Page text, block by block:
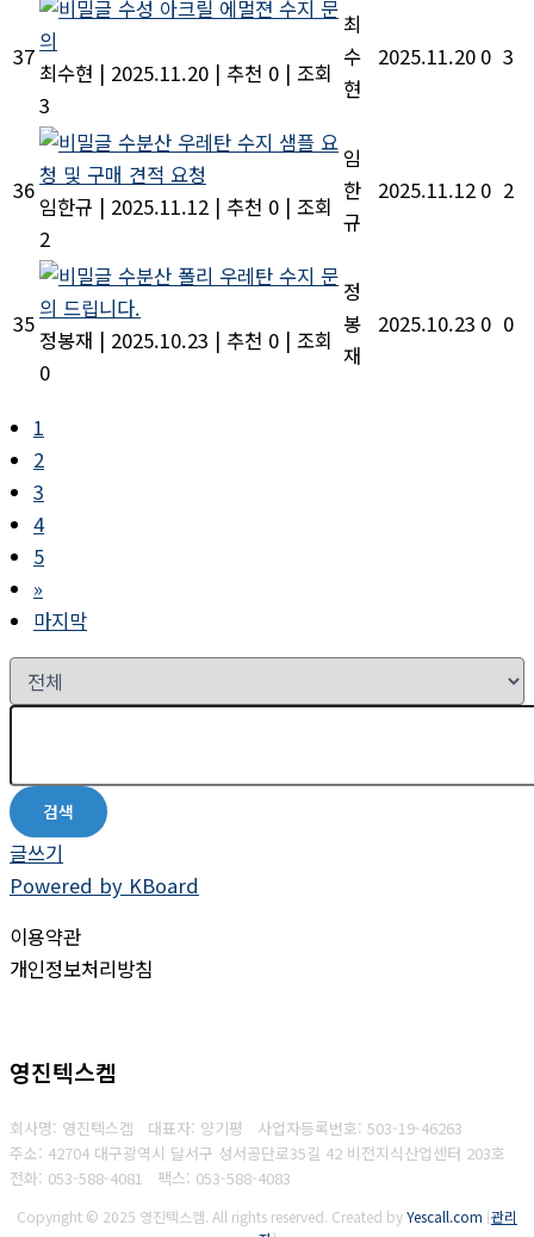
37
수성 아크릴 에멀젼 수지 문
의
최수현 | 2025.11.20 | 추천 0 | 조회
3
최
수
현
2025.11.20 0 3
36
수분산 우레탄 수지 샘플 요
청 및 구매 견적 요청
임한규 | 2025.11.12 | 추천 0 | 조회
2
임
한
규
2025.11.12 0 2
35
수분산 폴리 우레탄 수지 문
의 드립니다.
정봉재 | 2025.10.23 | 추천 0 | 조회
0
정
봉
재
2025.10.23 0 0
1
2
3
4
5
»
마지막
검색
글쓰기
Powered by KBoard
이용약관
개인정보처리방침
영진텍스켐
회사명: 영진텍스켐 대표자: 양기평 사업자등록번호: 503-19-46263
주소: 42704 대구광역시 달서구 성서공단로35길 42 비전지식산업센터 203호
전화: 053-588-4081
팩스: 053-588-4083
Copyright © 2025 영진텍스켐. All rights reserved. Created byYescall.com [관리